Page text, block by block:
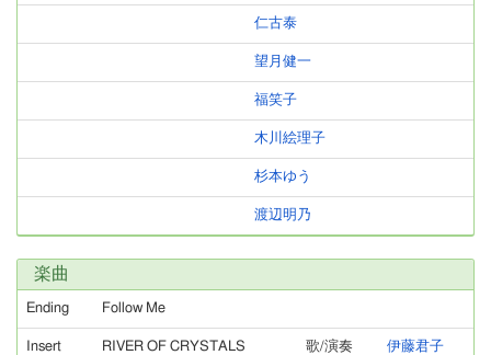
仁古泰
望月健一
福笑子
木川絵理子
杉本ゆう
渡辺明乃
楽曲
Ending Follow Me
Insert RIVER OF CRYSTALS 歌/演奏 伊藤君子